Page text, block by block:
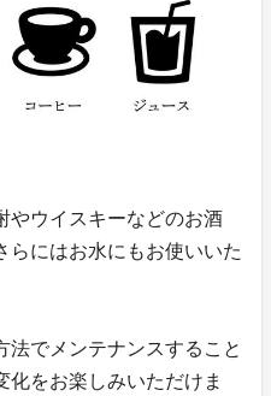
やウイスキーなどのお酒
らにはお水にもお使いいた
法でメンテナンスすること
化をお楽しみいただけま